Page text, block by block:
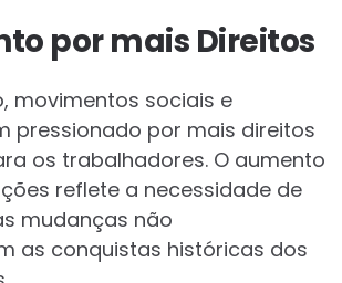
por mais Direitos
movimentos sociais e
pressionado por mais direitos
os trabalhadores. O aumento
reflete a necessidade de
mudanças não
as conquistas históricas dos